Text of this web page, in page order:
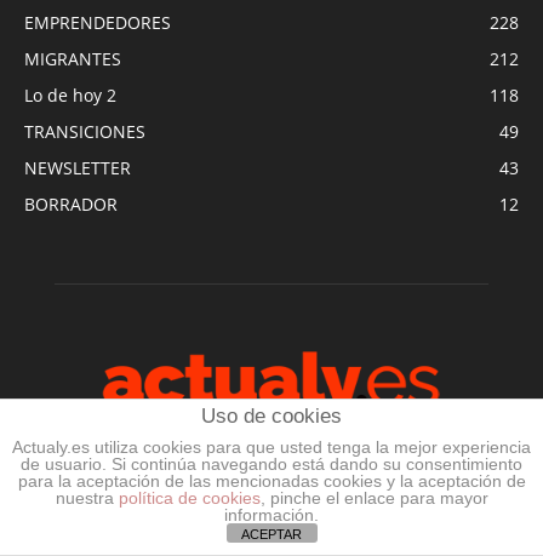
EMPRENDEDORES
228
MIGRANTES
212
Lo de hoy 2
118
TRANSICIONES
49
NEWSLETTER
43
BORRADOR
12
SOBRE NOSOTROS
Uso de cookies
Actualy.es utiliza cookies para que usted tenga la mejor experiencia
de usuario. Si continúa navegando está dando su consentimiento
para la aceptación de las mencionadas cookies y la aceptación de
nuestra política de cookies, pinche el enlace para mayor
información.
ACEPTAR